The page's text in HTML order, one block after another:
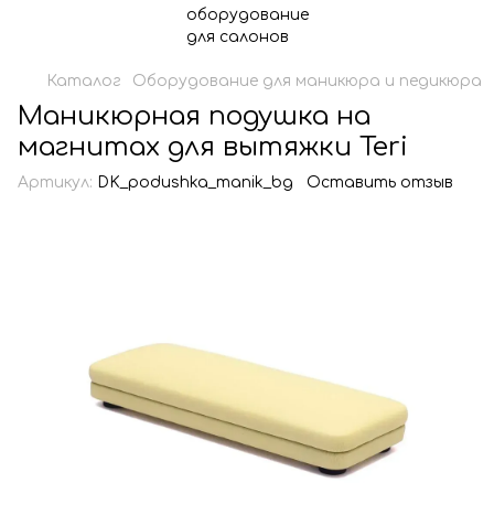
Каталог Оборудование для маникюра и педикюра
Маникюрная подушка на
магнитах для вытяжки Teri
Артикул: DK_podushka_manik_bg Оставить отзыв